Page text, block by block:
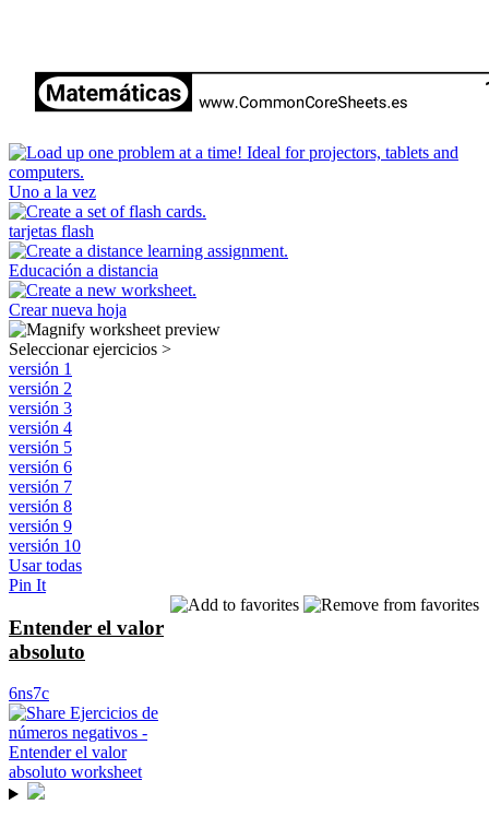
Uno a la vez
tarjetas flash
Educación a distancia
Crear nueva hoja
Seleccionar ejercicios >
versión 1
versión 2
versión 3
versión 4
versión 5
versión 6
versión 7
versión 8
versión 9
versión 10
Usar todas
Pin It
Entender el valor
absoluto
6ns7c